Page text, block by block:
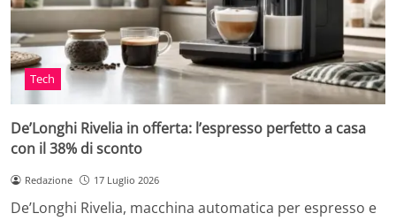
Tech
De’Longhi Rivelia in offerta: l’espresso perfetto a casa
con il 38% di sconto
Redazione 17 Luglio 2026
De’Longhi Rivelia, macchina automatica per espresso e